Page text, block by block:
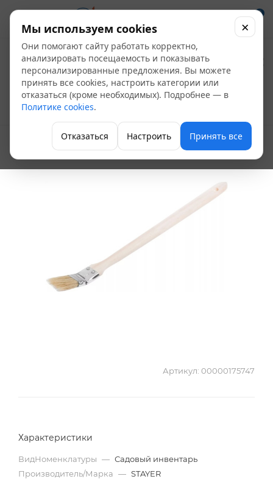
0
Кисть радиаторная
3"
Кисти и валики
Артикул: 00000175747
Характеристики
ВидНоменклатуры — Садовый инвентарь
Производитель/Марка — STAYER
Мы используем cookies
Они помогают сайту работать корректно,
анализировать посещаемость и показывать
персонализированные предложения. Вы можете
принять все cookies, настроить категории или
отказаться (кроме необходимых). Подробнее — в
Политике cookies.
Отказаться Настроить Принять все
×